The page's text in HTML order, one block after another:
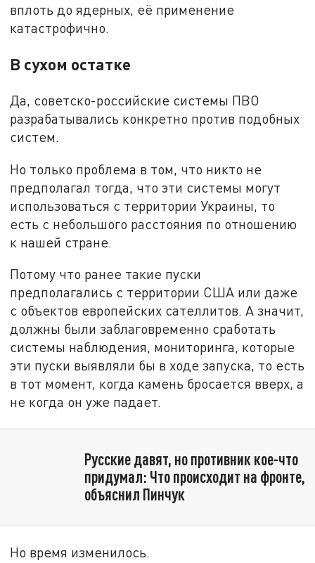
вплоть до ядерных, её применение
катастрофично.
В сухом остатке
Да, советско-российские системы ПВО
разрабатывались конкретно против подобных
систем.
Но только проблема в том, что никто не
предполагал тогда, что эти системы могут
использоваться с территории Украины, то
есть с небольшого расстояния по отношению
к нашей стране.
Потому что ранее такие пуски
предполагались с территории США или даже
с объектов европейских сателлитов. А значит,
должны были заблаговременно сработать
системы наблюдения, мониторинга, которые
эти пуски выявляли бы в ходе запуска, то есть
в тот момент, когда камень бросается вверх, а
не когда он уже падает.
Русские давят, но противник кое-что
придумал: Что происходит на фронте,
объяснил Пинчук
Но время изменилось.